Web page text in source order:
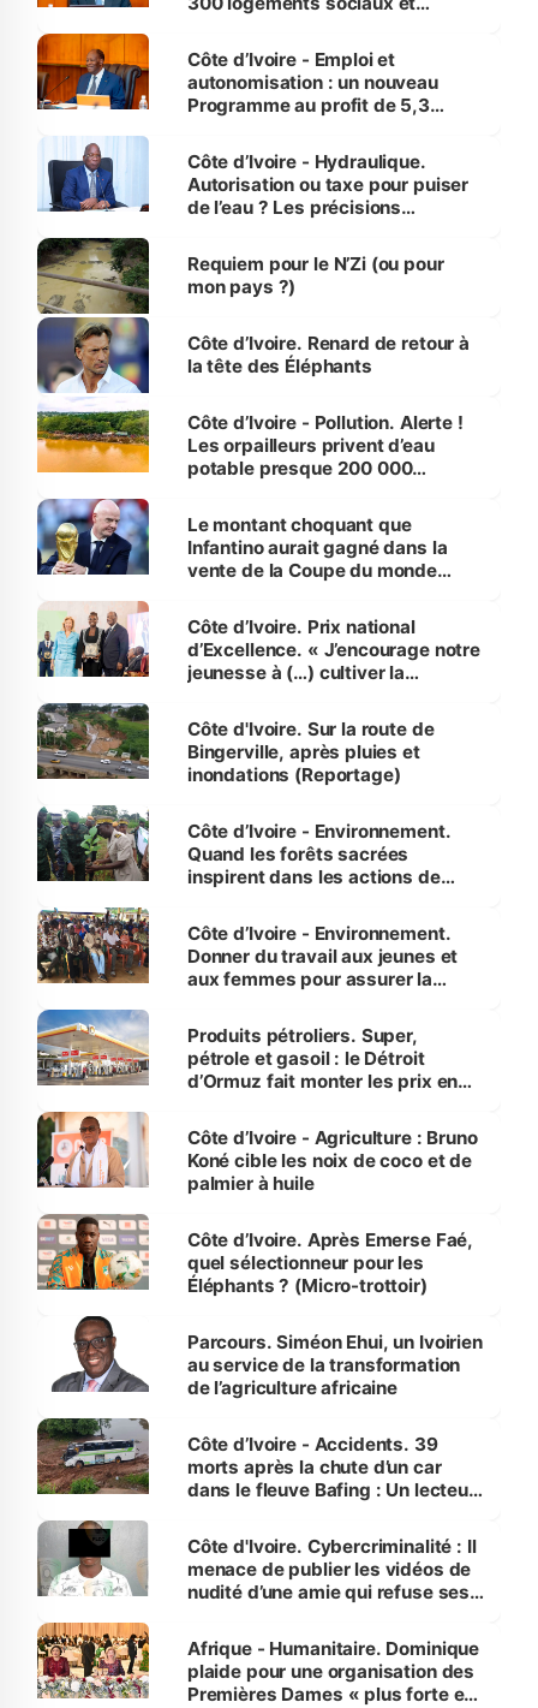
et Yamoussoukro
Côte d’Ivoire - Emploi et
autonomisation : un nouveau
Programme au profit de 5,3
Côte d’Ivoire - Hydraulique.
Autorisation ou taxe pour puiser
de l’eau ? Les précisions
Requiem pour le N’Zi (ou pour
mon pays ?)
Côte d’Ivoire. Renard de retour à
la tête des Éléphants
Côte d’Ivoire - Pollution. Alerte !
Les orpailleurs privent d’eau
potable presque 200 000
Le montant choquant que
Infantino aurait gagné dans la
vente de la Coupe du monde
Côte d’Ivoire. Prix national
d’Excellence. « J’encourage notre
jeunesse à (…) cultiver la
(Alassane Ouattara
Côte d'Ivoire. Sur la route de
Bingerville, après pluies et
inondations (Reportage)
Côte d’Ivoire - Environnement.
Quand les forêts sacrées
inspirent dans les actions de
Côte d’Ivoire - Environnement.
Donner du travail aux jeunes et
aux femmes pour assurer la
menacées
Produits pétroliers. Super,
pétrole et gasoil : le Détroit
d’Ormuz fait monter les prix en
Côte d’Ivoire - Agriculture : Bruno
Koné cible les noix de coco et de
palmier à huile
Côte d’Ivoire. Après Emerse Faé,
quel sélectionneur pour les
Éléphants ? (Micro-trottoir)
Parcours. Siméon Ehui, un Ivoirien
au service de la transformation
de l’agriculture africaine
Côte d’Ivoire - Accidents. 39
morts après la chute d’un car
dans le fleuve Bafing : Un lecteur
des Transports
Côte d'Ivoire. Cybercriminalité : Il
menace de publier les vidéos de
nudité d’une amie qui refuse ses
Afrique - Humanitaire. Dominique
plaide pour une organisation des
Premières Dames « plus forte et